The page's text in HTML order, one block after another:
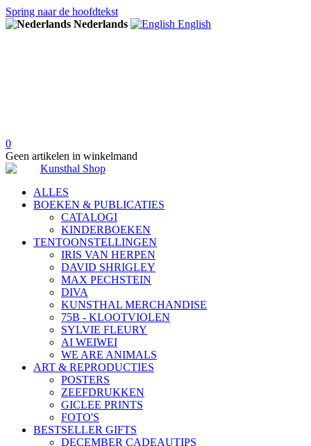
Spring naar de hoofdtekst
Nederlands
English
0
Geen artikelen in winkelmand
ALLES
BOEKEN & PUBLICATIES
CATALOGI
KINDERBOEKEN
TENTOONSTELLINGEN
IRIS VAN HERPEN
DAVID SHRIGLEY
MAX PECHSTEIN
DIVA
KUNSTHAL MERCHANDISE
75B - KLOOTVIOLEN
SYLVIE FLEURY
AI WEIWEI
WE ARE ANIMALS
ART & REPRODUCTIES
POSTERS
ZEEFDRUKKEN
GICLEE PRINTS
FOTO'S
BESTSELLER GIFTS
DECEMBER CADEAUTIPS